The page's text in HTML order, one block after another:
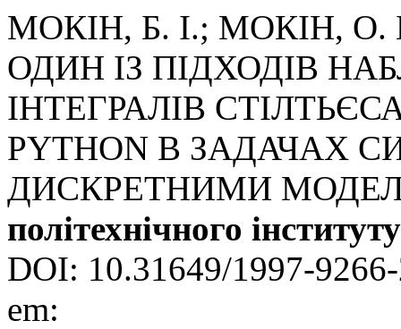
МОКІН, Б. І.; МОКІН,
ОДИН ІЗ ПІДХОДІВ
ІНТЕГРАЛІВ
PYTHON В ЗАДАЧАХ
ДИСКРЕТНИМИ
політехнічного інституту
DOI: 10.31649/1997-
em: